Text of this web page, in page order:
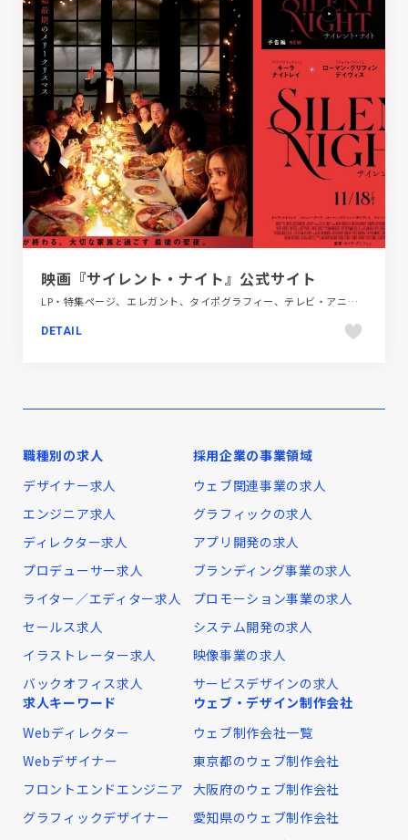
映画『サイレント・ナイト』公式サイト
LP・特集ページ、エレガント、タイポグラフィー、テレビ・アニメ・映画・芸能、ブラック系 、レッド系
DETAIL
職種別の求人
デザイナー求人
エンジニア求人
ディレクター求人
プロデューサー求人
ライター／エディター求人
セールス求人
イラストレーター求人
バックオフィス求人
採用企業の事業領域
ウェブ関連事業の求人
グラフィックの求人
アプリ開発の求人
ブランディング事業の求人
プロモーション事業の求人
システム開発の求人
映像事業の求人
サービスデザインの求人
求人キーワード
Webディレクター
Webデザイナー
フロントエンドエンジニア
グラフィックデザイナー
ウェブ・デザイン制作会社
ウェブ制作会社一覧
東京都のウェブ制作会社
大阪府のウェブ制作会社
愛知県のウェブ制作会社